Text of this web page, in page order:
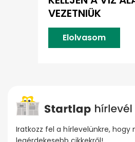
VEZETNIÜK
Elolvasom
Iratkozz fel a hírlevelünkre, hogy